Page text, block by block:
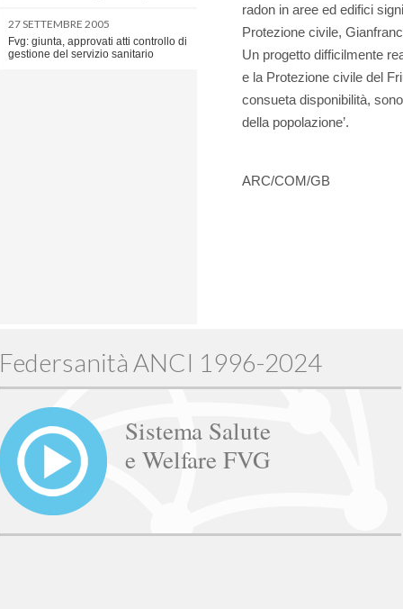
27 SETTEMBRE 2005
Fvg: giunta, approvati atti controllo di
gestione del servizio sanitario
radon in aree ed edifici
Protezione civile,
Un progetto difficilmente
e la Protezione civile del
consueta disponibilità,
della popolazione’.
ARC/COM/GB
Federsanità ANCI 1996-2024
Sistema Salute
e Welfare FVG